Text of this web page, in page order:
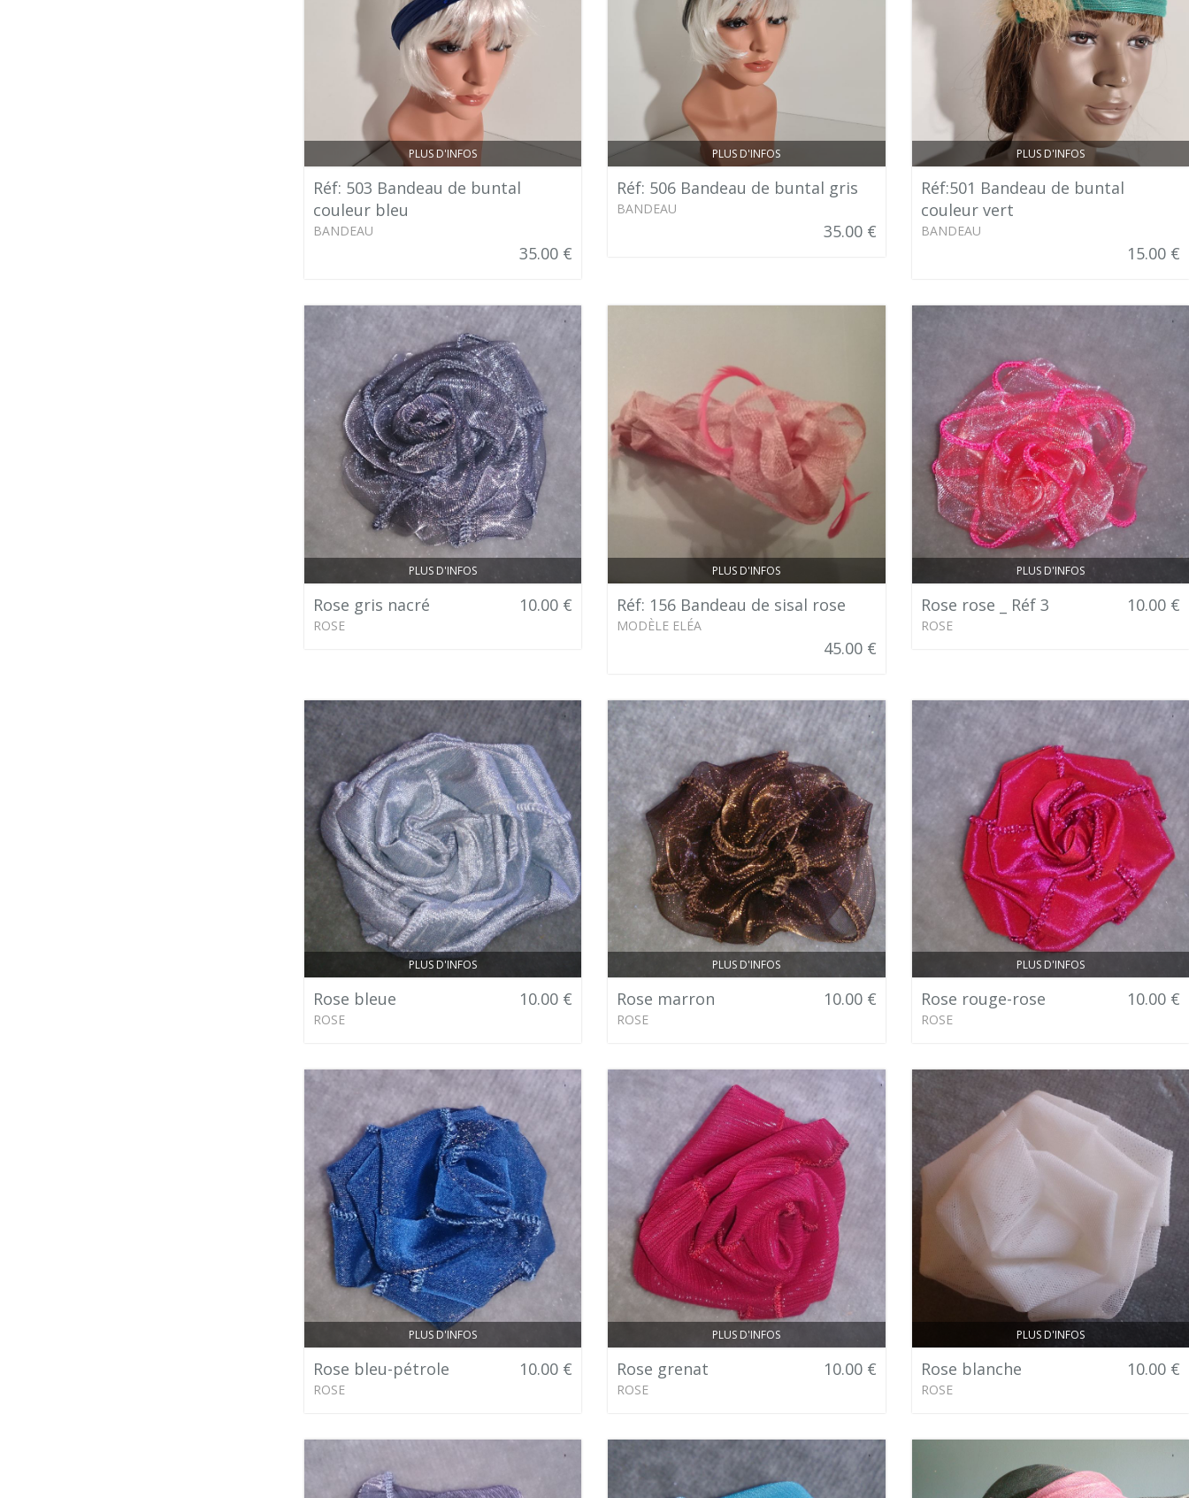
PLUS D'INFOS
Réf: 503 Bandeau de buntal
couleur bleu
BANDEAU
35.00 €
PLUS D'INFOS
Réf: 506 Bandeau de buntal gris
BANDEAU
35.00 €
PLUS D'INFOS
Réf:501 Bandeau de buntal
couleur vert
BANDEAU
15.00 €
PLUS D'INFOS
Rose gris nacré
ROSE
10.00 €
PLUS D'INFOS
Réf: 156 Bandeau de sisal rose
MODÈLE ELÉA
45.00 €
PLUS D'INFOS
Rose rose _ Réf 3
ROSE
10.00 €
PLUS D'INFOS
Rose bleue
ROSE
10.00 €
PLUS D'INFOS
Rose marron
ROSE
10.00 €
PLUS D'INFOS
Rose rouge-rose
ROSE
10.00 €
PLUS D'INFOS
Rose bleu-pétrole
ROSE
10.00 €
PLUS D'INFOS
Rose grenat
ROSE
10.00 €
PLUS D'INFOS
Rose blanche
ROSE
10.00 €